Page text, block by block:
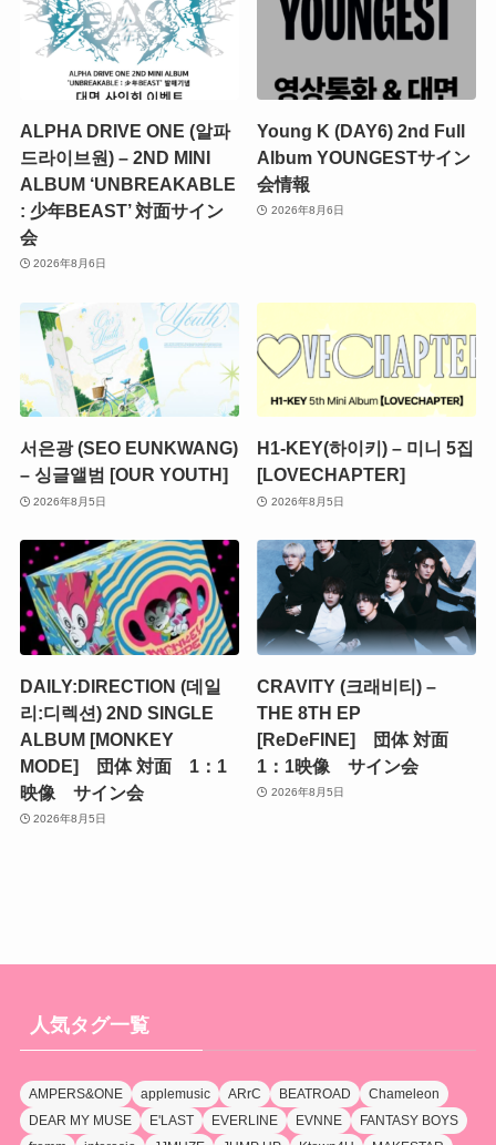
ALPHA DRIVE ONE (알파
드라이브원) – 2ND MINI
ALBUM ‘UNBREAKABLE
: 少年BEAST’ 対面サイン
会
2026年8月6日
Young K (DAY6) 2nd Full
Album YOUNGESTサイン
会情報
2026年8月6日
서은광 (SEO EUNKWANG)
– 싱글앨범 [OUR YOUTH]
2026年8月5日
H1-KEY(하이키) – 미니 5집
[LOVECHAPTER]
2026年8月5日
DAILY:DIRECTION (데일
리:디렉션) 2ND SINGLE
ALBUM [MONKEY
MODE] 団体 対面 1：1
映像 サイン会
2026年8月5日
CRAVITY (크래비티) –
THE 8TH EP
[ReDeFINE] 団体 対面
1：1映像 サイン会
2026年8月5日
人気タグ一覧
AMPERS&ONE applemusic ARrC BEATROAD
Chameleon
DEAR MY MUSE
E'LAST EVERLINE EVNNE
FANTASY BOYS